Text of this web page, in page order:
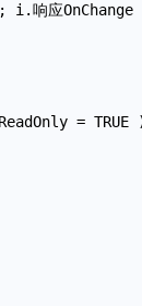
i.响应OnChange